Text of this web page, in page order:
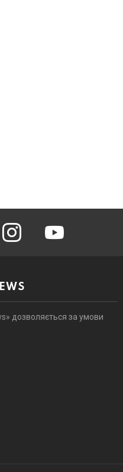
instagram youtube
дозволяється за умови